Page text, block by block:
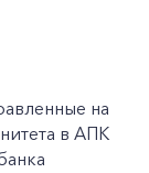
на
в АПК